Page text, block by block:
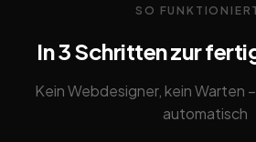
SO
In 3 Schritten zur
Kein Webdesigner, kein Warten
automatisch